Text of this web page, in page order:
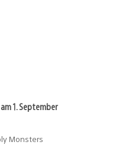
1. September
Monsters